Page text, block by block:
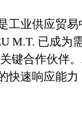
工业供应贸
M.T. 已成为
键合作伙伴
快速响应能力